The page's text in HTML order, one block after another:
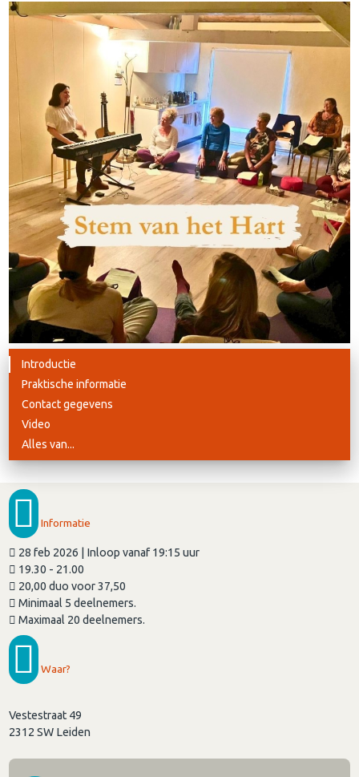
Introductie
Praktische informatie
Contact gegevens
Video
Alles van...
Informatie
28 feb 2026 | Inloop vanaf 19:15 uur
19.30 - 21.00
20,00 duo voor 37,50
Minimaal 5 deelnemers.
Maximaal 20 deelnemers.
Waar?
Vestestraat 49
2312 SW Leiden